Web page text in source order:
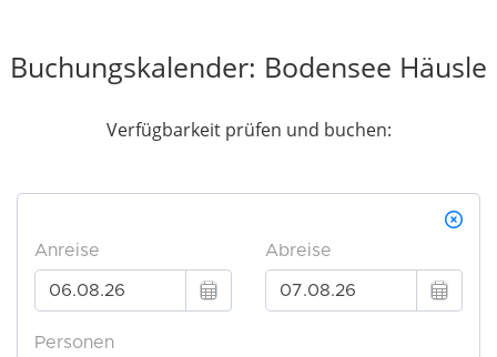
Buchungskalender: Bodensee Häusle
Verfügbarkeit prüfen und buchen: